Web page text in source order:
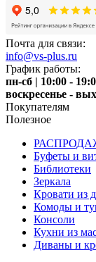
Почта для связи:
info@vs-plus.ru
График работы:
пн-сб | 10:00 -
воскресенье -
Покупателям
Полезное
Буфеты и
Библиотеки
Зеркала
Кровати из
Комоды и
Консоли
Кухни из
Диваны и